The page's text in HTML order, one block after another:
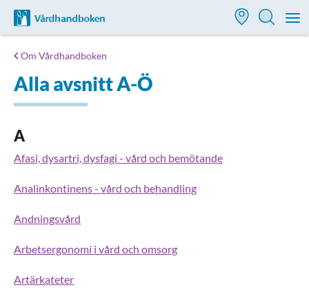
Till startsidan för Vårdhandboken
Om Vårdhandboken
Alla avsnitt A-Ö
A
Afasi, dysartri, dysfagi - vård och bemötande
Analinkontinens - vård och behandling
Andningsvård
Arbetsergonomi i vård och omsorg
Artärkateter